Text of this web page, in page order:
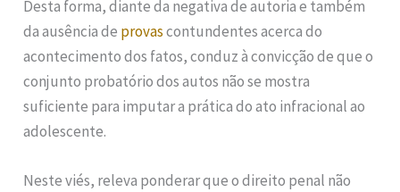
Desta forma, diante da negativa de autoria e também
da ausência de provascontundentes acerca do
acontecimento dos fatos, conduz à convicção de que o
conjunto probatório dos autos não se mostra
suficiente para imputar a prática do ato infracional ao
adolescente.
Neste viés, releva ponderar que o direito penal não